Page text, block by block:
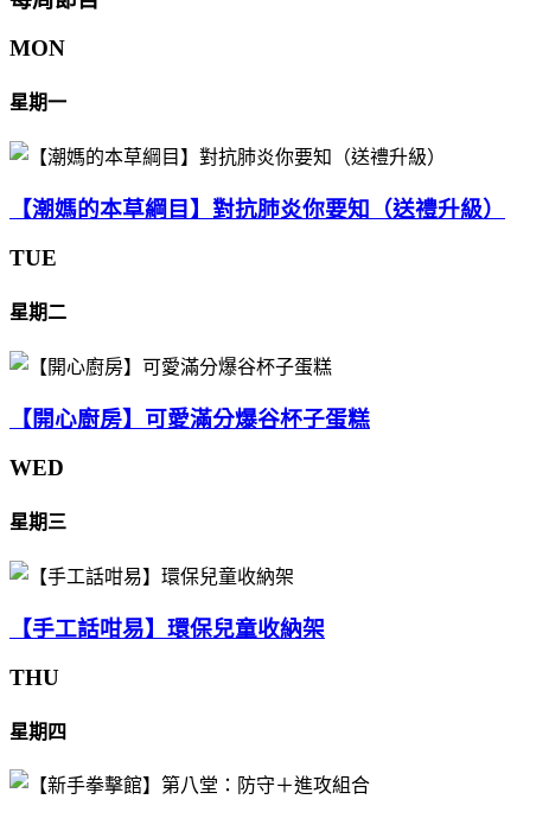
MON
星期一
【潮媽的本草綱目】對抗肺炎你要知（送禮升級）
TUE
星期二
【開心廚房】可愛滿分爆谷杯子蛋糕
WED
星期三
【手工話咁易】環保兒童收納架
THU
星期四